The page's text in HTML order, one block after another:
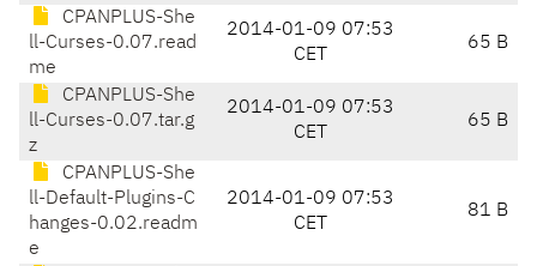
CPANPLUS-She
ll-Curses-0.07.read
me
2014-01-09 07:53
CET
65 B
CPANPLUS-She
ll-Curses-0.07.tar.g
z
2014-01-09 07:53
CET
65 B
CPANPLUS-She
ll-Default-Plugins-C
hanges-0.02.readm
e
2014-01-09 07:53
CET
81 B